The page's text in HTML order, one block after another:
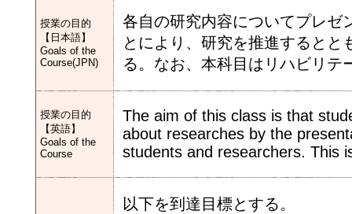
授業の目的
【日本語】
Goals of the
Course(JPN)
各自の研究内容についてプレゼ
とにより、研究を推進すると
る。なお、本科目はリハビリテ
授業の目的
【英語】
Goals of the
Course
The aim of this class is that
about researches by the
students and researchers. This
以下を到達目標とする。